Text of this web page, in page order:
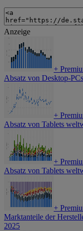
Anzeige
+
Absatz von Desktop-
+
Absatz von Tablets
+
Absatz von Tablets
+
Marktanteile der
2025